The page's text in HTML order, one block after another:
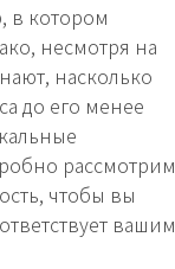
в котором
несмотря на
насколько
до его менее
рассмотрим
чтобы вы
вашим